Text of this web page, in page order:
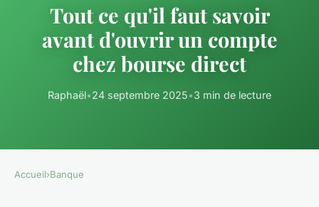
Tout ce qu'il faut savoir
avant d'ouvrir un compte
chez bourse direct
Raphaël•24 septembre 2025•3 min de lecture
Accueil›Banque